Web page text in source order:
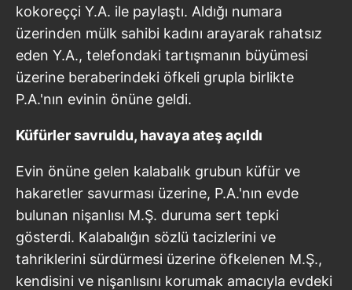
kokoreççi Y.A. ile paylaştı. Aldığı numara
üzerinden mülk sahibi kadını arayarak rahatsız
eden Y.A., telefondaki tartışmanın büyümesi
üzerine beraberindeki öfkeli grupla birlikte
P.A.'nın evinin önüne geldi.
Küfürler savruldu, havaya ateş açıldı
Evin önüne gelen kalabalık grubun küfür ve
hakaretler savurması üzerine, P.A.'nın evde
bulunan nişanlısı M.Ş. duruma sert tepki
gösterdi. Kalabalığın sözlü tacizlerini ve
tahriklerini sürdürmesi üzerine öfkelenen M.Ş.,
kendisini ve nişanlısını korumak amacıyla evdeki